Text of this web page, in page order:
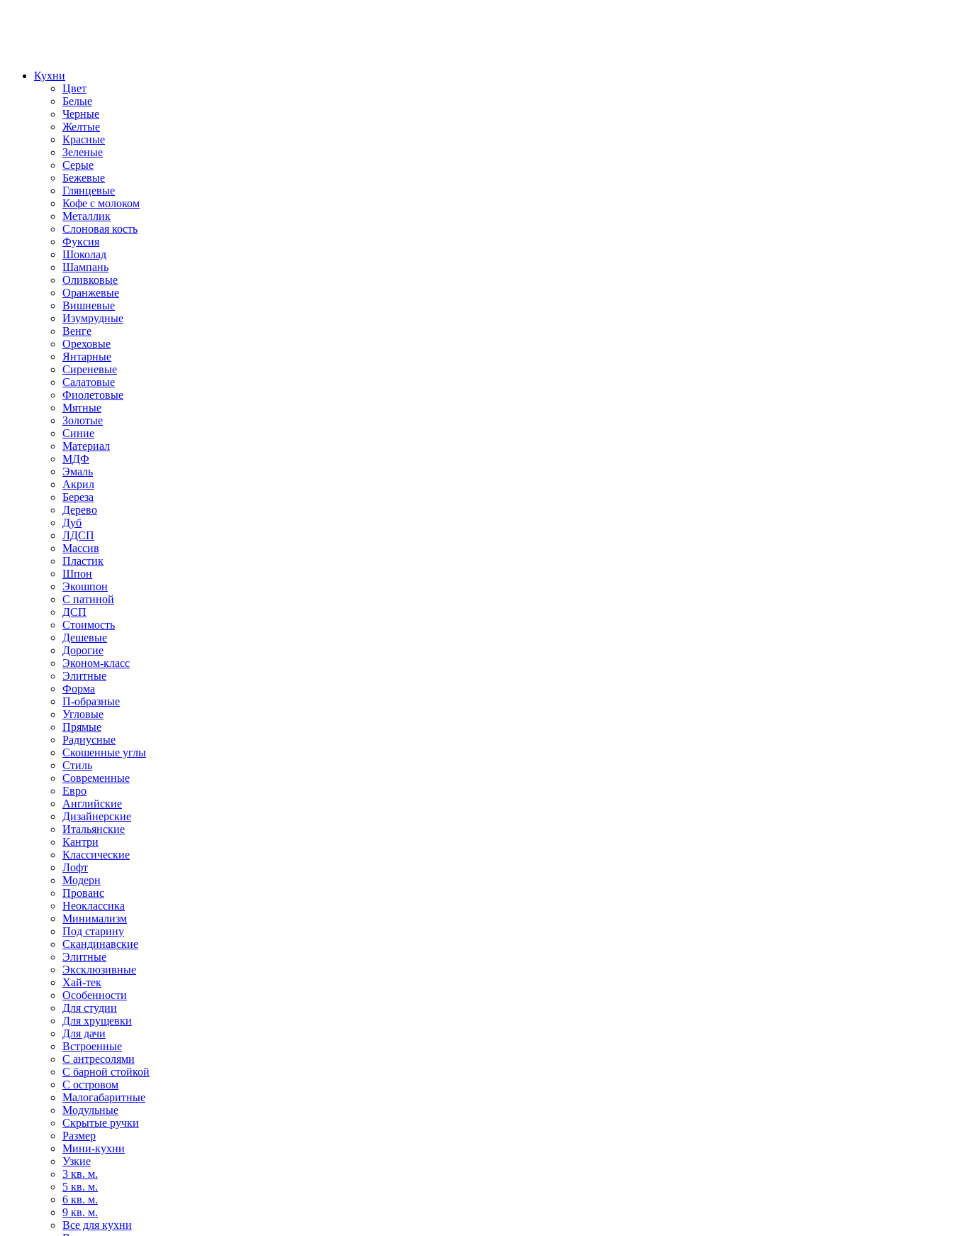
Кухни
Цвет
Белые
Черные
Желтые
Красные
Зеленые
Серые
Бежевые
Глянцевые
Кофе с молоком
Металлик
Слоновая кость
Фуксия
Шоколад
Шампань
Оливковые
Оранжевые
Вишневые
Изумрудные
Венге
Ореховые
Янтарные
Сиреневые
Салатовые
Фиолетовые
Мятные
Золотые
Синие
Материал
МДФ
Эмаль
Акрил
Береза
Дерево
Дуб
ЛДСП
Массив
Пластик
Шпон
Экошпон
С патиной
ДСП
Стоимость
Дешевые
Дорогие
Эконом-класс
Элитные
Форма
П-образные
Угловые
Прямые
Радиусные
Скошенные углы
Стиль
Современные
Евро
Английские
Дизайнерские
Итальянские
Кантри
Классические
Лофт
Модерн
Прованс
Неоклассика
Минимализм
Под старину
Скандинавские
Элитные
Эксклюзивные
Хай-тек
Особенности
Для студии
Для хрущевки
Для дачи
Встроенные
С антресолями
С барной стойкой
С островом
Малогабаритные
Модульные
Скрытые ручки
Размер
Мини-кухни
Узкие
3 кв. м.
5 кв. м.
6 кв. м.
9 кв. м.
Все для кухни